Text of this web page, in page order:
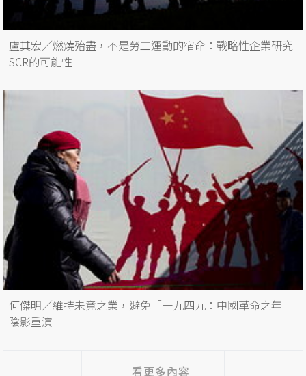
盧其宏／燃燒殆盡，不是勞工運動的宿命：戰略性企業研究
SCR的可能性
何傑明／維持未竟之業，避免「一九四九：中國革命之年」
陰影重演
看更多內容